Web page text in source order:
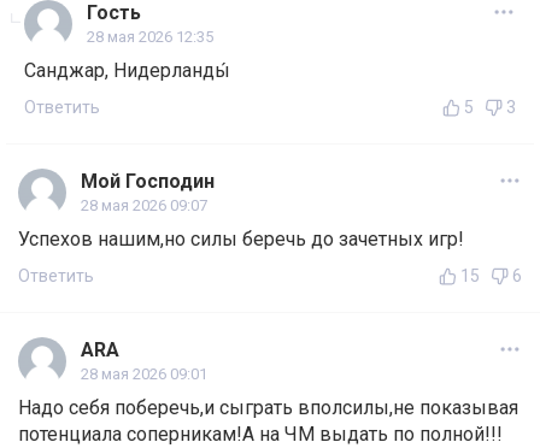
Гость
28 мая 2026 12:35
Санджар, Нидерланды́
Ответить 5 3
Мой Господин
28 мая 2026 09:07
Успехов нашим,но силы беречь до зачетных игр!
Ответить 15 6
ARA
28 мая 2026 09:01
Надо себя поберечь,и сыграть вполсилы,не показывая
потенциала соперникам!А на ЧМ выдать по полной!!!